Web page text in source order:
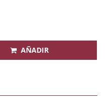
AÑADIR